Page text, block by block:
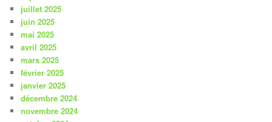
juillet 2025
juin 2025
mai 2025
avril 2025
mars 2025
février 2025
janvier 2025
décembre 2024
novembre 2024